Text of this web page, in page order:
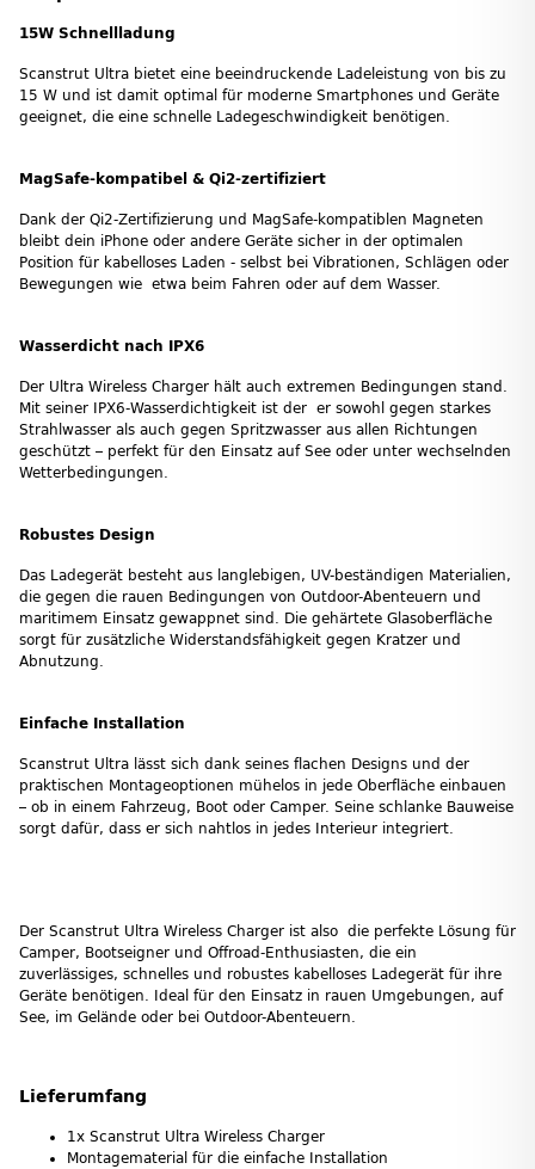
15W Schnellladung
Scanstrut Ultra bietet eine beeindruckende Ladeleistung von bis zu
15 W und ist damit optimal für moderne Smartphones und Geräte
geeignet, die eine schnelle Ladegeschwindigkeit benötigen.
MagSafe-kompatibel & Qi2-zertifiziert
Dank der Qi2-Zertifizierung und MagSafe-kompatiblen Magneten
bleibt dein iPhone oder andere Geräte sicher in der optimalen
Position für kabelloses Laden - selbst bei Vibrationen, Schlägen oder
Bewegungen wie etwa beim Fahren oder auf dem Wasser.
Wasserdicht nach IPX6
Der Ultra Wireless Charger hält auch extremen Bedingungen stand.
Mit seiner IPX6-Wasserdichtigkeit ist der er sowohl gegen starkes
Strahlwasser als auch gegen Spritzwasser aus allen Richtungen
geschützt – perfekt für den Einsatz auf See oder unter wechselnden
Wetterbedingungen.
Robustes Design
Das Ladegerät besteht aus langlebigen, UV-beständigen Materialien,
die gegen die rauen Bedingungen von Outdoor-Abenteuern und
maritimem Einsatz gewappnet sind. Die gehärtete Glasoberfläche
sorgt für zusätzliche Widerstandsfähigkeit gegen Kratzer und
Abnutzung.
Einfache Installation
Scanstrut Ultra lässt sich dank seines flachen Designs und der
praktischen Montageoptionen mühelos in jede Oberfläche einbauen
– ob in einem Fahrzeug, Boot oder Camper. Seine schlanke Bauweise
sorgt dafür, dass er sich nahtlos in jedes Interieur integriert.
Der Scanstrut Ultra Wireless Charger ist also die perfekte Lösung für
Camper, Bootseigner und Offroad-Enthusiasten, die ein
zuverlässiges, schnelles und robustes kabelloses Ladegerät für ihre
Geräte benötigen. Ideal für den Einsatz in rauen Umgebungen, auf
See, im Gelände oder bei Outdoor-Abenteuern.
Lieferumfang
1x Scanstrut Ultra Wireless Charger
Montagematerial für die einfache Installation